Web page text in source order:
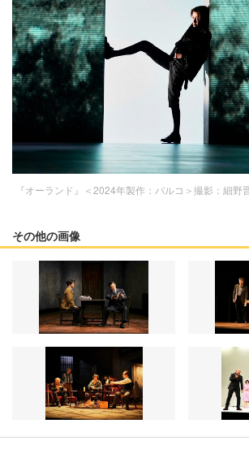
『オーランド』＜2024年製作：パルコ＞撮影：細野
その他の画像